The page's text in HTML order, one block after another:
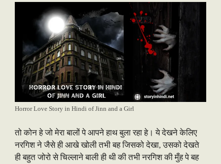
Horror Love Story in Hindi of Jinn and a Girl
तो कोन हे जो मेरा बालों पे आपने हाथ बुला रहा हे। ये देखने केलिए
नरगिश ने जैसे ही आखे खोली तभी बह जिसको देखा, उसको देखते
ही बहुत जोरो से चिल्लाने बाली ही थी की तभी नरगिश की मुँह पे बह